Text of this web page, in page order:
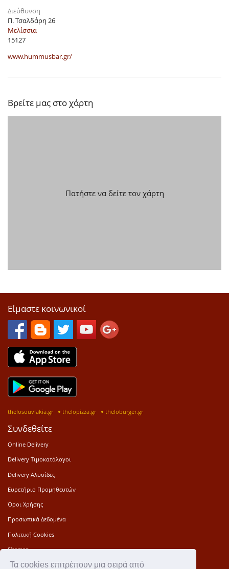
Τα cookies επιτρέπουν μια σειρά από
Διεύθυνση
Π. Τσαλδάρη 26
Μελίσσια
15127
www.hummusbar.gr/
Βρείτε μας στο χάρτη
Πατήστε να δείτε τον χάρτη
Είμαστε κοινωνικοί
thelosouvlakia.gr thelopizza.gr theloburger.gr
Συνδεθείτε
Online Delivery
Delivery Τιμοκατάλογοι
Delivery Αλυσίδες
Ευρετήριο Προμηθευτών
Όροι Χρήσης
Προσωπικά Δεδομένα
Πολιτική Cookies
Sitemap
Press Kit